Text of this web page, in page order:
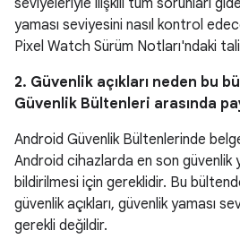
seviyeleriyle ilişkili tüm sorunları
yaması seviyesini nasıl kontrol
Pixel Watch Sürüm Notları'ndaki
2. Güvenlik açıkları neden bu
Güvenlik Bültenleri arasında
Android Güvenlik Bültenlerinde
Android cihazlarda en son güvenlik
bildirilmesi için gereklidir. Bu
güvenlik açıkları, güvenlik yaması
gerekli değildir.